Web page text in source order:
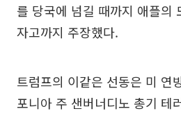
를 당국에 넘길 때까지 애플의
자고까지 주장했다.
트럼프의 이같은 선동은 미 연
포니아 주 샌버너디노 총기 테